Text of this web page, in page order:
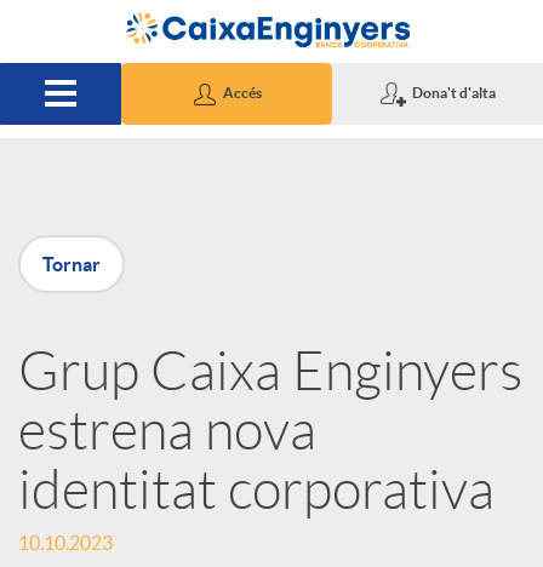
Salta al contingut principal
Accés Dona't d'alta
P
u
b
l
i
Tornar
Grup Caixa Enginyers
estrena nova
identitat corporativa
10.10.2023